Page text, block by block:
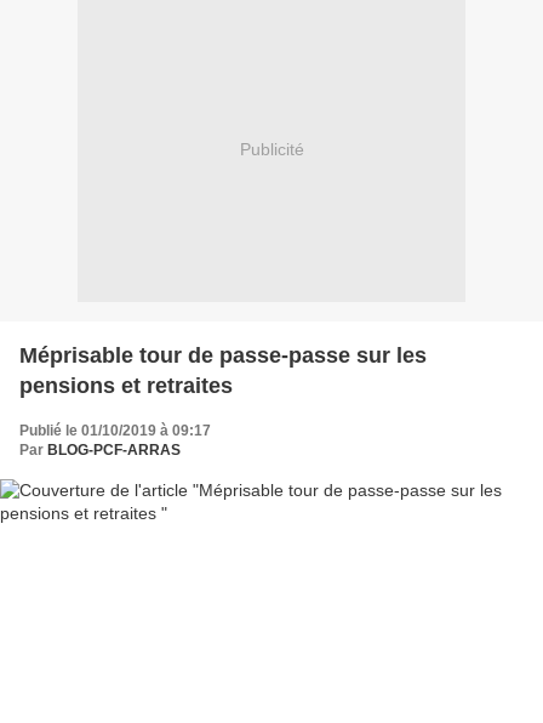
Publicité
Méprisable tour de passe-passe sur les
pensions et retraites
Publié le 01/10/2019 à 09:17
Par BLOG-PCF-ARRAS